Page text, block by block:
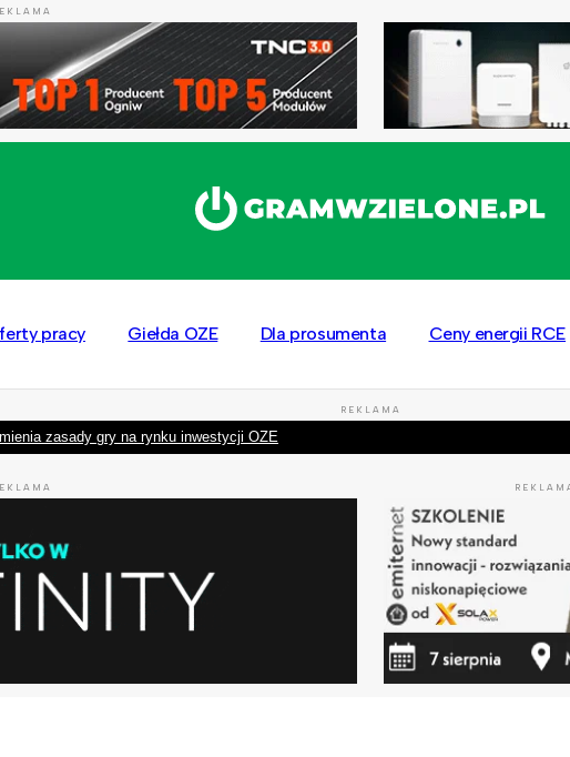
pracy Giełda OZE Dla prosumenta Ceny energii RCE
REKLAMA
zasady gry na rynku inwestycji OZE